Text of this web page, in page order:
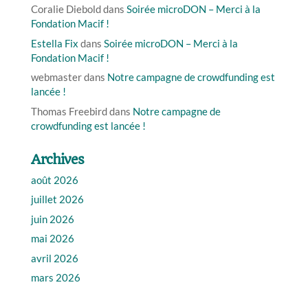
Coralie Diebolddans Soirée microDON – Merci à la
Fondation Macif !
Estella Fix dans Soirée microDON – Merci à la
Fondation Macif !
webmasterdans Notre campagne de crowdfunding est
lancée !
Thomas Freebirddans Notre campagne de
crowdfunding est lancée !
Archives
août 2026
juillet 2026
juin 2026
mai 2026
avril 2026
mars 2026